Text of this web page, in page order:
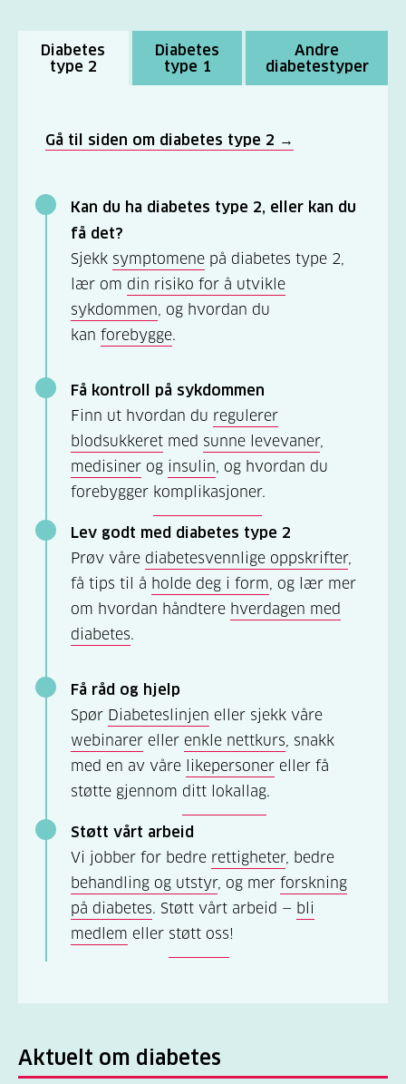
Diabetes
type 2
Diabetes
type 1
Andre
diabetestyper
Gå til siden om diabetes type 2 →
Kan du ha diabetes type 2, eller kan du
få det?
Sjekk symptomene på diabetes type 2,
lær om din risiko for å utvikle
sykdommen, og hvordan du
kan forebygge.
Få kontroll på sykdommen
Finn ut hvordan du regulerer
blodsukkeret med sunne levevaner,
medisiner og insulin, og hvordan du
forebygger komplikasjoner.
Lev godt med diabetes type 2
Prøv våre diabetesvennlige oppskrifter,
få tips til å holde deg i form, og lær mer
om hvordan håndtere hverdagen med
diabetes.
Få råd og hjelp
Spør Diabeteslinjen eller sjekk våre
webinarer eller enkle nettkurs, snakk
med en av våre likepersoner eller få
støtte gjennom ditt lokallag.
Støtt vårt arbeid
Vi jobber for bedre rettigheter, bedre
behandling og utstyr, og mer forskning
på diabetes. Støtt vårt arbeid — bli
medlem eller støtt oss!
Aktuelt om diabetes